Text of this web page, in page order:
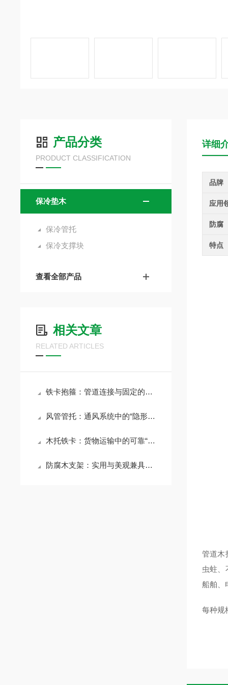
产品分类
PRODUCT CLASSIFICATION
保冷垫木
保冷管托
保冷支撑块
查看全部产品
相关文章
RELATED ARTICLES
铁卡抱箍：管道连接与固定的坚固纽带
风管管托：通风系统中的“隐形支柱”
木托铁卡：货物运输中的可靠“搭档”
防腐木支架：实用与美观兼具的建筑构件
详细
品牌
应用
防腐
特点
管道木
虫蛀、
船舶、
每种规